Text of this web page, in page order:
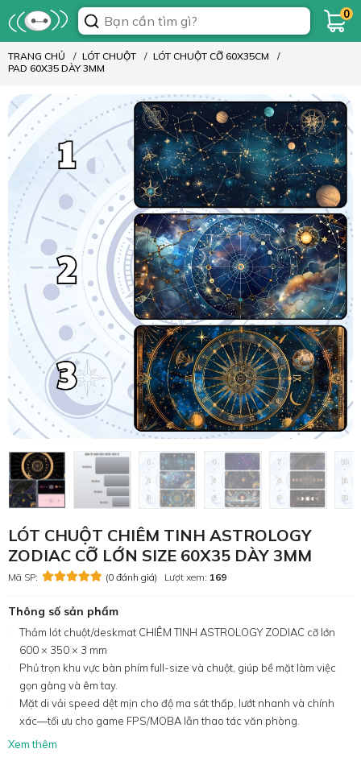
0
TRANG CHỦ LÓT CHUỘT
LÓT CHUỘT CỠ 60X35CM
PAD 60X35 DÀY 3MM
LÓT CHUỘT CHIÊM TINH ASTROLOGY
ZODIAC CỠ LỚN SIZE 60X35 DÀY 3MM
Mã SP: (0 đánh giá) Lượt xem: 169
Thông số sản phẩm
Thảm lót chuột/deskmat CHIÊM TINH ASTROLOGY ZODIAC cỡ lớn
600 × 350 × 3 mm
Phủ trọn khu vực bàn phím full-size và chuột, giúp bề mặt làm việc
gọn gàng và êm tay.
Mặt di vải speed dệt mịn cho độ ma sát thấp, lướt nhanh và chính
xác—tối ưu cho game FPS/MOBA lẫn thao tác văn phòng.
Xem thêm